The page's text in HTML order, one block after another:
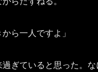
から一人ですよ」
ぎていると思った。な